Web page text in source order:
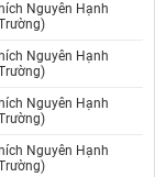
Nguyên Hạnh
Nguyên Hạnh
Nguyên Hạnh
Nguyên Hạnh